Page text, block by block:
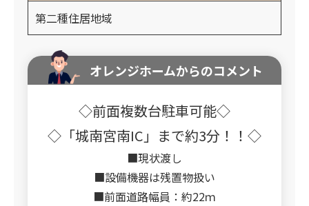
第二種住居地域
オレンジホームからのコメント
◇前面複数台駐車可能◇
◇「城南宮南IC」まで約3分！！◇
■現状渡し
■設備機器は残置物扱い
■前面道路幅員：約22ｍ